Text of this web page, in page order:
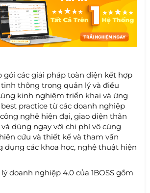
gói các giải pháp toàn diện kết hợp
thông trong quản lý và điều
kinh nghiệm triển khai và ứng
practice từ các doanh nghiệp
nghệ hiện đại, giao diện thân
dùng ngay với chi phí vô cùng
cứu và thiết kế và tham vấn
dụng các khoa học, nghệ thuật hiện
doanh nghiệp 4.0 của 1BOSS gồm